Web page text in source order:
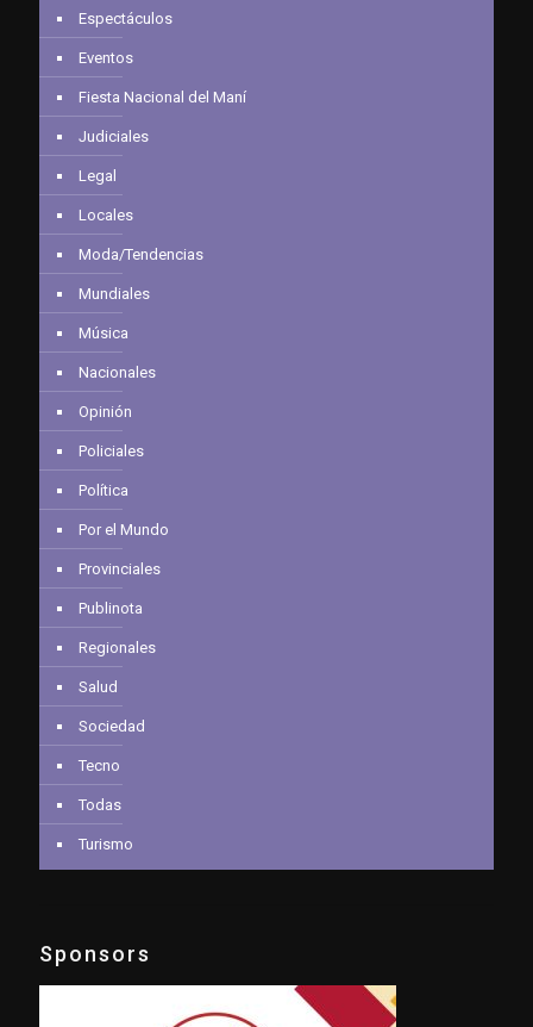
Espectáculos
Eventos
Fiesta Nacional del Maní
Judiciales
Legal
Locales
Moda/Tendencias
Mundiales
Música
Nacionales
Opinión
Policiales
Política
Por el Mundo
Provinciales
Publinota
Regionales
Salud
Sociedad
Tecno
Todas
Turismo
Sponsors